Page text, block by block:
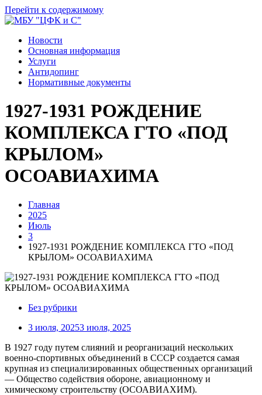
Перейти к содержимому
Новости
Основная информация
Услуги
Антидопинг
Нормативные документы
1927-1931 РОЖДЕНИЕ
КОМПЛЕКСА ГТО «ПОД
КРЫЛОМ»
ОСОАВИАХИМА
Главная
2025
Июль
3
1927-1931 РОЖДЕНИЕ КОМПЛЕКСА ГТО «ПОД
КРЫЛОМ» ОСОАВИАХИМА
Без рубрики
3 июля, 20253 июля, 2025
В 1927 году путем слияний и реорганизаций нескольких
военно-спортивных объединений в СССР создается самая
крупная из специализированных общественных организаций
— Общество содействия обороне, авиационному и
химическому строительству (ОСОАВИАХИМ).